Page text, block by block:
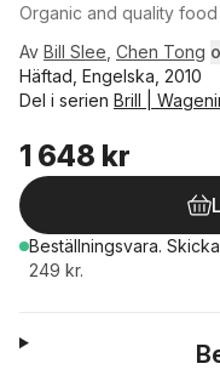
Organic and quality
Av Bill Slee Chen Tong
Häftad, Engelska, 2010
Del i serien Brill |
1 648 kr
Beställningsvara.
249 kr.